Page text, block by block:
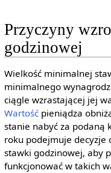
Przyczyny
godzinowej
Wielkość minimalnej
minimalnego
ciągle wzrastającej jej
Wartośćpieniądza
stanie nabyć za podaną
roku podejmuje
stawki godzinowej, aby
funkcjonować w takich